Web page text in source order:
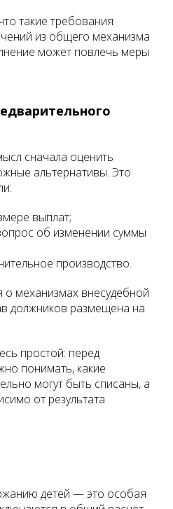
такие требования
из общего механизма
может повлечь меры
сначала оценить
альтернативы. Это
выплат;
об изменении суммы
производство.
механизмах внесудебной
должников размещена на
простой: перед
понимать, какие
могут быть списаны, а
от результата
детей — это особая